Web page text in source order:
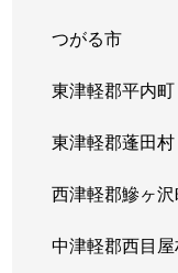
つがる市
東津軽郡平内町
東津軽郡蓬田村
西津軽郡鰺ヶ
中津軽郡西目